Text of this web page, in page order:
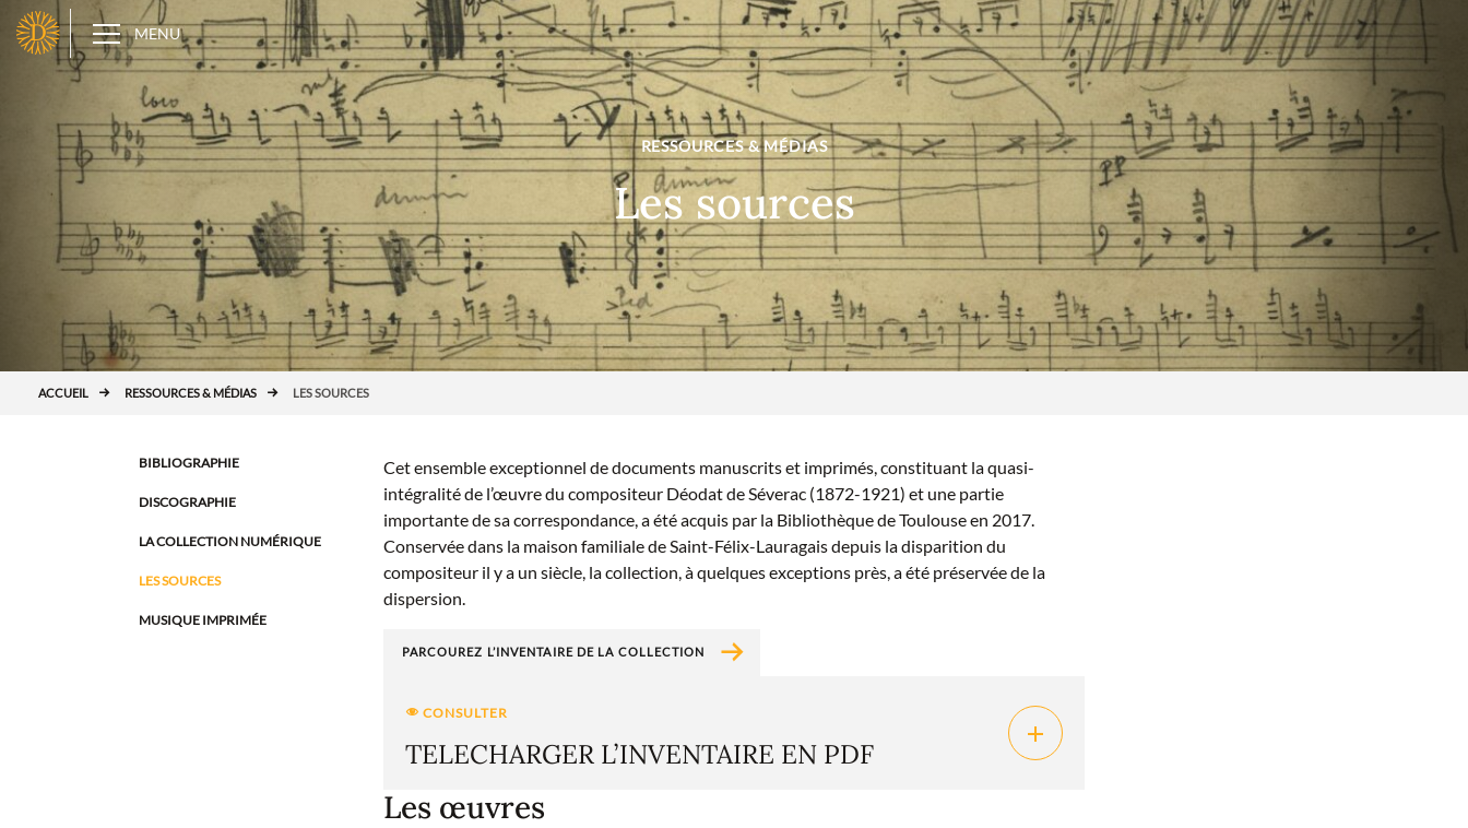
D MENU
RESSOURCES & MÉDIAS
Les sources
ACCUEIL RESSOURCES & MÉDIAS LES SOURCES
BIBLIOGRAPHIE
DISCOGRAPHIE
LA COLLECTION NUMÉRIQUE
LES SOURCES
MUSIQUE IMPRIMÉE
Cet ensemble exceptionnel de documents manuscrits et imprimés, constituant la quasi-
intégralité de l’œuvre du compositeur Déodat de Séverac (1872-1921) et une partie
importante de sa correspondance, a été acquis par la Bibliothèque de Toulouse en 2017.
Conservée dans la maison familiale de Saint-Félix-Lauragais depuis la disparition du
compositeur il y a un siècle, la collection, à quelques exceptions près, a été préservée de la
dispersion.
PARCOUREZ L’INVENTAIRE DE LA COLLECTION
TELECHARGER L’INVENTAIRE EN PDF
Les œuvres
Panneau de gestion des cookies